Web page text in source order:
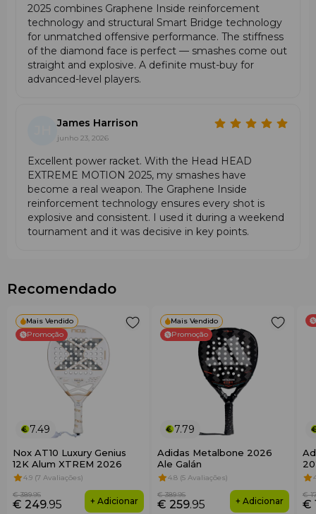
Formato
Diamante
–
potência
máxima
Diamante –
potência com
manobrabilidade
Diamante
– conforto
Equilíbrio
Equilíbrio
Superfície
UD
Carbon
HS
Hybrid Woven
Fibra de
vidro
Cuidados & recomendações
Extreme Spin.
• Verifique a fita Anti Shock Skin.
• Substitua overgrips regularmente.
• Escolha formato diamante para ataque, híbrido para
equilíbrio, redondo para controlo.
Porque escolher a HEAD Extreme Motion
HEAD Extreme Motion 2025
supera modelos
concorrentes da Bullpadel (Vertex, Hack) e Adidas
manobrabilidade e conforto únicos num formato
diamante.
2025 combines Graphene Inside reinforcement
technology and structural Smart Bridge technology
for unmatched offensive performance. The stiffness
of the diamond face is perfect — smashes come out
straight and explosive. A definite must-buy for
advanced-level players.
James Harrison
junho 23, 2026
Excellent power racket. With the Head HEAD
EXTREME MOTION 2025, my smashes have
become a real weapon. The Graphene Inside
reinforcement technology ensures every shot is
explosive and consistent. I used it during a weekend
tournament and it was decisive in key points.
Recomendado
Mais Vendido
Promoção
7.49
Nox AT10 Luxury Genius
12K Alum XTREM 2026
4.9 (7 Avaliações)
€ 249.95
€ 389.95
+ Adicionar
Mais Vendido
Promoção
7.79
Adidas Metalbone 2026
Ale Galán
4.8 (5 Avaliações)
€ 259.95
€ 389.95
+ Adicionar €
€